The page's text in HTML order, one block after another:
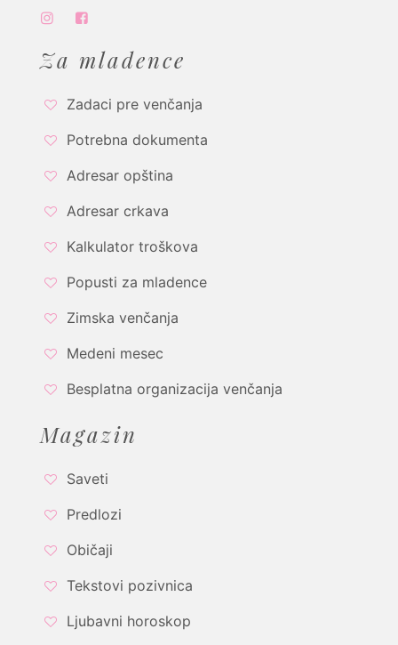
Za mladence
Zadaci pre venčanja
Potrebna dokumenta
Adresar opština
Adresar crkava
Kalkulator troškova
Popusti za mladence
Zimska venčanja
Medeni mesec
Besplatna organizacija venčanja
Magazin
Saveti
Predlozi
Običaji
Tekstovi pozivnica
Ljubavni horoskop